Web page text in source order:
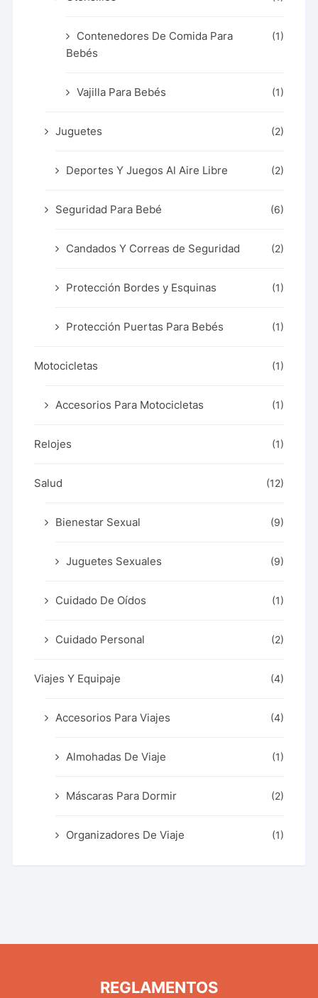
Contenedores De Comida Para
Bebés
(1)
Vajilla Para Bebés (1)
Juguetes (2)
Deportes Y Juegos Al Aire Libre (2)
Seguridad Para Bebé (6)
Candados Y Correas de Seguridad (2)
Protección Bordes y Esquinas (1)
Protección Puertas Para Bebés (1)
Motocicletas (1)
Accesorios Para Motocicletas (1)
Relojes (1)
Salud (12)
Bienestar Sexual (9)
Juguetes Sexuales (9)
Cuidado De Oídos (1)
Cuidado Personal (2)
Viajes Y Equipaje (4)
Accesorios Para Viajes (4)
Almohadas De Viaje (1)
Máscaras Para Dormir (2)
Organizadores De Viaje (1)
REGLAMENTOS